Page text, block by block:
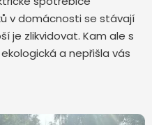
v domácnosti se stávají
je zlikvidovat. Kam ale s
a nepřišla vás